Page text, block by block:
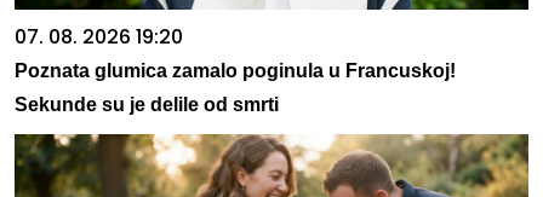
07. 08. 2026 19:20
Poznata glumica zamalo poginula u Francuskoj!
Sekunde su je delile od smrti